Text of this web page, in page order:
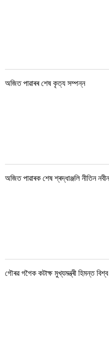
অজিত পাৱাৰৰ শেষ কৃত্য সম্পন্ন
অজিত পাৱাৰক শেষ শ্ৰদ্ধাঞ্জলি নীতিন
গৌৰৱ গগৈক কটাক্ষ মুখ্যমন্ত্ৰী হিমন্ত বিশ্ব